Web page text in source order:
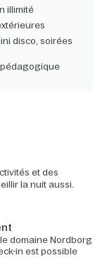
illimité
disco, soirées
pédagogique
et des
la nuit aussi.
domaine Nordborg
in est possible